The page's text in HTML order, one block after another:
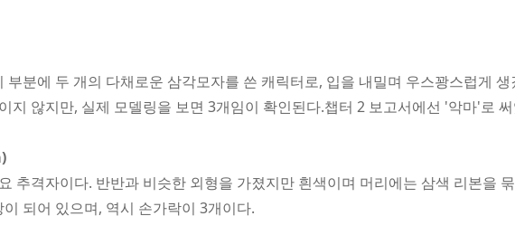
부분에 두 개의 다채로운 삼각모자를 쓴 캐릭터로, 입을 내밀며 우스꽝스럽게 생
지 않지만, 실제 모델링을 보면 3개임이 확인된다.챕터 2 보고서에선 '악마'로
추격자이다. 반반과 비슷한 외형을 가졌지만 흰색이며 머리에는 삼색 리본을
되어 있으며, 역시 손가락이 3개이다.